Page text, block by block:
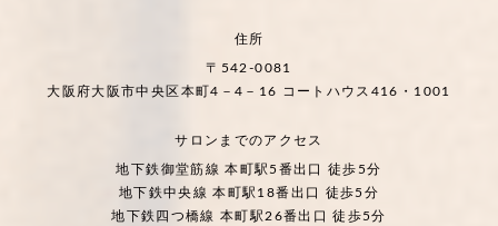
住所
〒542-0081
大阪府大阪市中央区本町4－4－16 コートハウス416・1001
サロンまでのアクセス
地下鉄御堂筋線 本町駅5番出口 徒歩5分
地下鉄中央線 本町駅18番出口 徒歩5分
地下鉄四つ橋線 本町駅26番出口 徒歩5分